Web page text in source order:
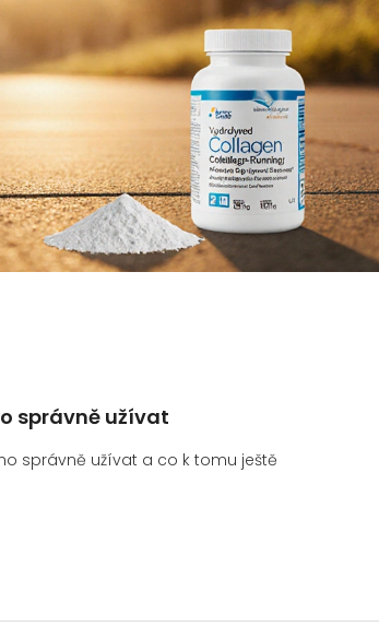
správně užívat
správně užívat a co k tomu ještě